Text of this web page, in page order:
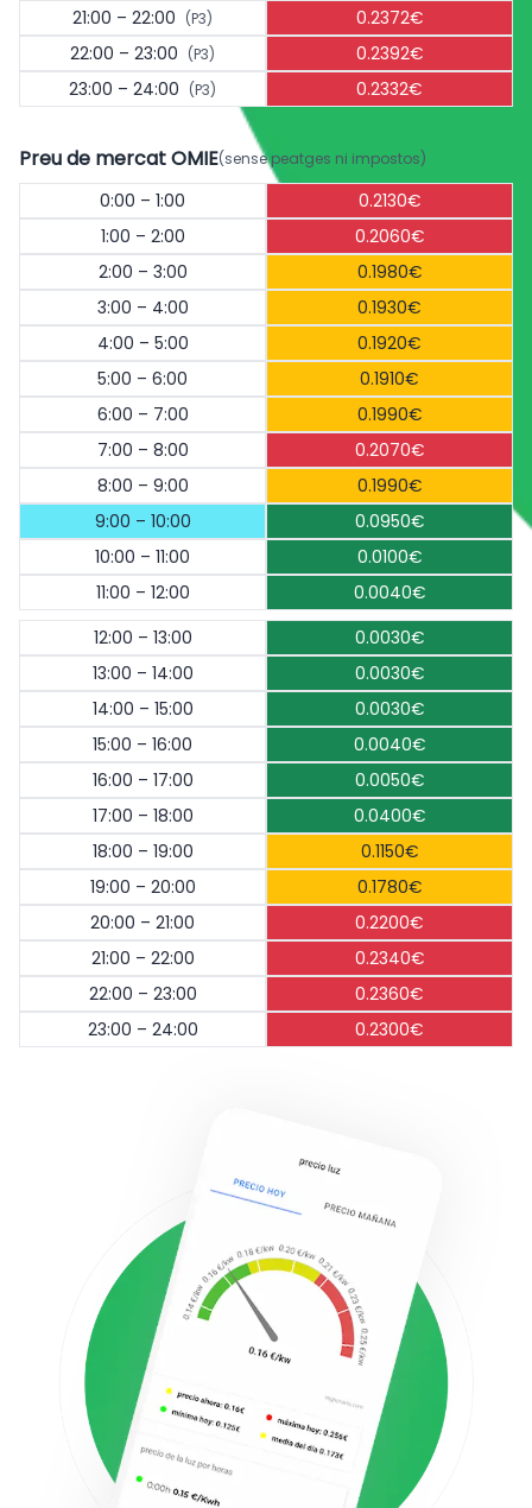
21:00 – 22:00 (P3)
0.2372€
22:00 – 23:00 (P3)
0.2392€
23:00 – 24:00 (P3) 0.2332€
Preu de mercat OMIE(sense peatges ni impostos)
0:00 – 1:00
0.2130€
1:00 – 2:00
0.2060€
2:00 – 3:00
0.1980€
3:00 – 4:00
0.1930€
4:00 – 5:00
0.1920€
5:00 – 6:00
0.1910€
6:00 – 7:00
0.1990€
7:00 – 8:00
0.2070€
8:00 – 9:00
0.1990€
9:00 – 10:00
0.0950€
10:00 – 11:00
0.0100€
11:00 – 12:00
0.0040€
12:00 – 13:00
0.0030€
13:00 – 14:00
0.0030€
14:00 – 15:00
0.0030€
15:00 – 16:00
0.0040€
16:00 – 17:00
0.0050€
17:00 – 18:00
0.0400€
18:00 – 19:00
0.1150€
19:00 – 20:00
0.1780€
20:00 – 21:00
0.2200€
21:00 – 22:00
0.2340€
22:00 – 23:00
0.2360€
23:00 – 24:00
0.2300€